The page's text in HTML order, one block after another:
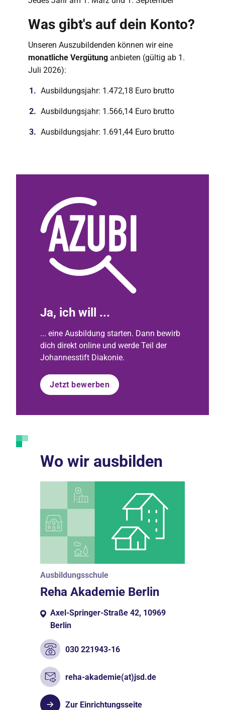
Was gibt's auf dein Konto?
Unseren Auszubildenden können wir eine
monatliche Vergütung anbieten (gültig ab 1.
Juli 2026):
Ausbildungsjahr: 1.472,18 Euro brutto
Ausbildungsjahr: 1.566,14 Euro brutto
Ausbildungsjahr: 1.691,44 Euro brutto
Ja, ich will ...
... eine Ausbildung starten. Dann bewirb
dich direkt online und werde Teil der
Johannesstift Diakonie.
Jetzt bewerben
Wo wir ausbilden
Ausbildungsschule
Reha Akademie Berlin
Axel-Springer-Straße 42, 10969
Berlin
030 221943-16
reha-akademie(at)jsd.de
Zur Einrichtungsseite